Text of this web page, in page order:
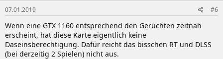
07.01.2019 #6
Wenn eine GTX 1160 entsprechend den Gerüchten zeitnah
erscheint, hat diese Karte eigentlich keine
Daseinsberechtigung. Dafür reicht das bisschen RT und DLSS
(bei derzeitig 2 Spielen) nicht aus.